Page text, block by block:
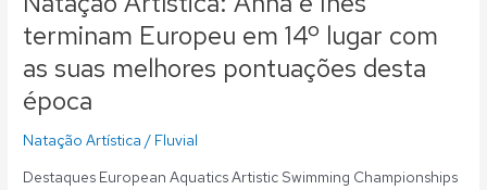
terminam Europeu em 14º lugar com
as suas melhores pontuações desta
época
Natação Artística / Fluvial
Destaques European Aquatics Artistic Swimming Championships
pontuações
desta
época